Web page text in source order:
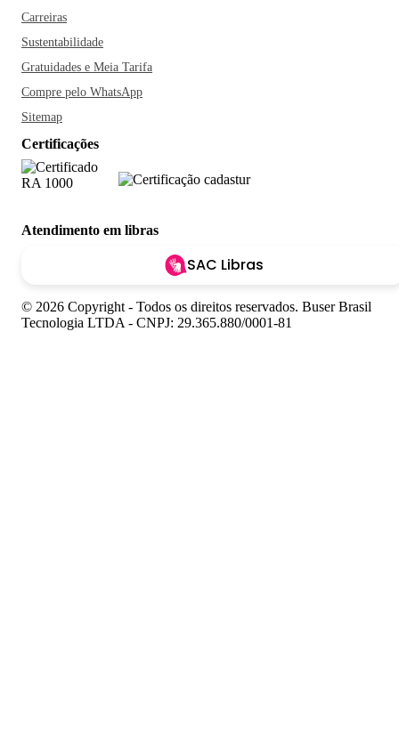
Carreiras
Sustentabilidade
Gratuidades e Meia Tarifa
Compre pelo WhatsApp
Sitemap
Certificações
Atendimento em libras
SAC Libras
© 2026 Copyright - Todos os direitos reservados. Buser Brasil
Tecnologia LTDA - CNPJ: 29.365.880/0001-81